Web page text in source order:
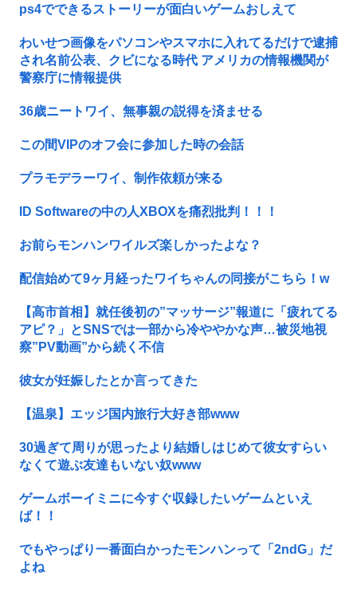
ps4でできるストーリーが面白いゲームおしえて
わいせつ画像をパソコンやスマホに入れてるだけで逮捕
され名前公表、クビになる時代 アメリカの情報機関が
警察庁に情報提供
36歳ニートワイ、無事親の説得を済ませる
この間VIPのオフ会に参加した時の会話
プラモデラーワイ、制作依頼が来る
ID Softwareの中の人XBOXを痛烈批判！！！
お前らモンハンワイルズ楽しかったよな？
配信始めて9ヶ月経ったワイちゃんの同接がこちら！w
【高市首相】就任後初の”マッサージ”報道に「疲れてる
アピ？」とSNSでは一部から冷ややかな声…被災地視
察”PV動画”から続く不信
彼女が妊娠したとか言ってきた
【温泉】エッジ国内旅行大好き部www
30過ぎて周りが思ったより結婚しはじめて彼女すらい
なくて遊ぶ友達もいない奴www
ゲームボーイミニに今すぐ収録したいゲームといえ
ば！！
でもやっぱり一番面白かったモンハンって「2ndG」だ
よね